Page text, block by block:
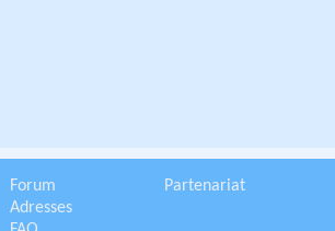
Forum
Adresses
Partenariat